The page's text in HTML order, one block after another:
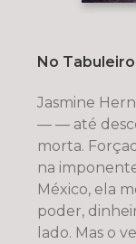
No
Jasmine
— — até
morta.
na
México, ela
poder,
lado. Mas o